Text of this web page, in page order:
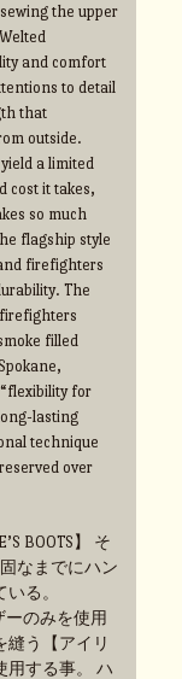
the upper
and comfort
to detail
that
outside.
a limited
cost it takes,
so much
flagship style
firefighters
The
filled
for
lasting
technique
over
BOOTS】 そ
なまでにハン
る。
ーのみを使用
縫う【アイリ
用する事。 ハ